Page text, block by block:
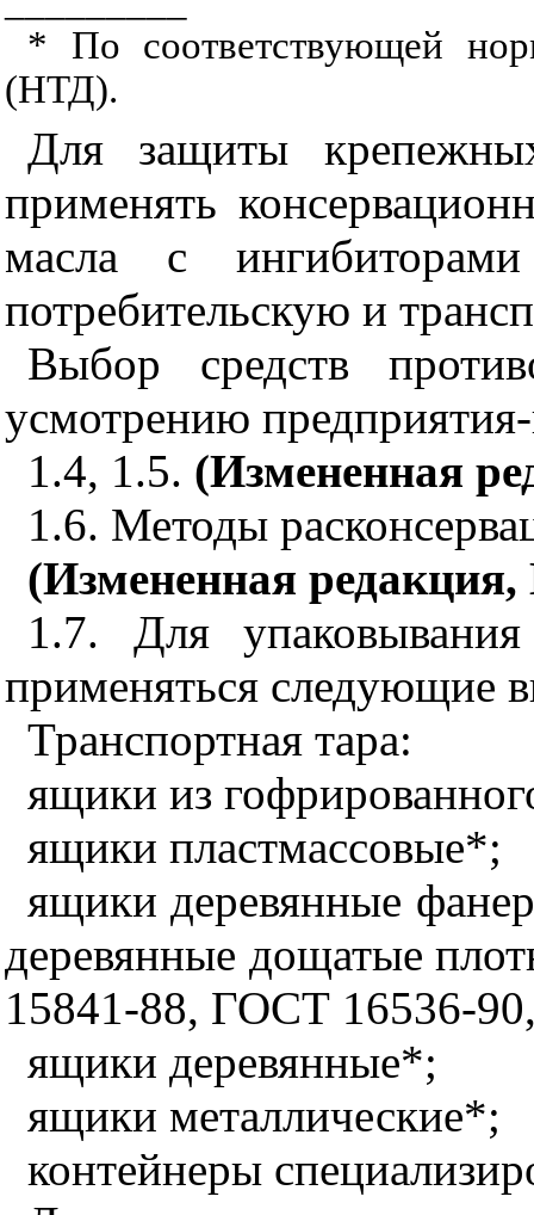
* По соответствующей
(НТД).
Для защиты
применять
масла с
потребительскую и
Выбор средств
усмотрению предприятия-
1.4, 1.5. (Измененная
1.6. Методы
(Измененная
1.7. Для
применяться следующие
Транспортная тара:
ящики из
ящики пластмассовые*;
ящики деревянные
деревянные дощатые
15841-88, ГОСТ 16536-
ящики деревянные*;
ящики металлические*;
контейнеры